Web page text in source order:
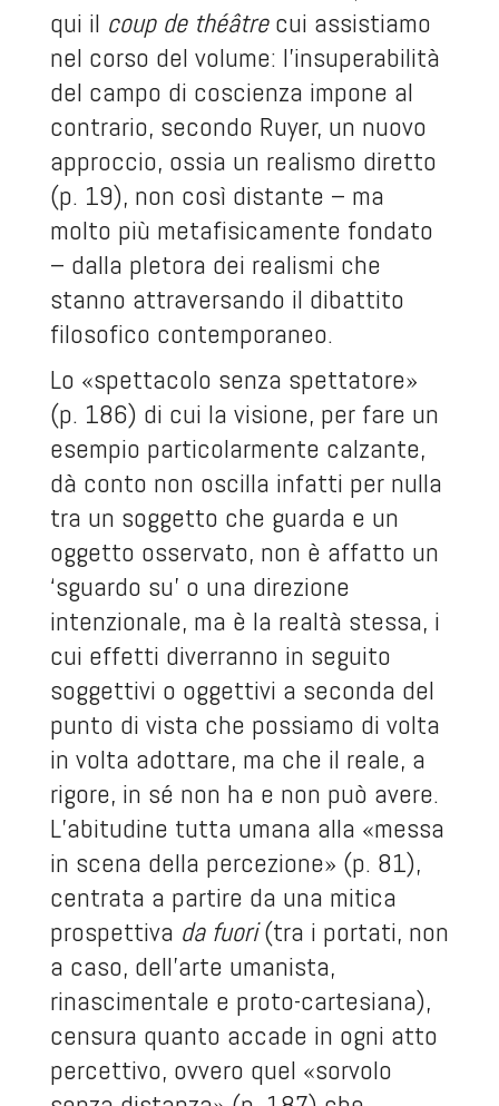
qui il coup de théâtrecui assistiamo
nel corso del volume: l’insuperabilità
del campo di coscienza impone al
contrario, secondo Ruyer, un nuovo
approccio, ossia un realismo diretto
(p. 19), non così distante – ma
molto più metafisicamente fondato
– dalla pletora dei realismi che
stanno attraversando il dibattito
filosofico contemporaneo.
Lo «spettacolo senza spettatore»
(p. 186) di cui la visione, per fare un
esempio particolarmente calzante,
dà conto non oscilla infatti per nulla
tra un soggetto che guarda e un
oggetto osservato, non è affatto un
‘sguardo su’ o una direzione
intenzionale, ma è la realtà stessa, i
cui effetti diverranno in seguito
soggettivi o oggettivi a seconda del
punto di vista che possiamo di volta
in volta adottare, ma che il reale, a
rigore, in sé non ha e non può avere.
L’abitudine tutta umana alla «messa
in scena della percezione» (p. 81),
centrata a partire da una mitica
prospettiva da fuori(tra i portati, non
a caso, dell’arte umanista,
rinascimentale e proto-cartesiana),
censura quanto accade in ogni atto
percettivo, ovvero quel «sorvolo